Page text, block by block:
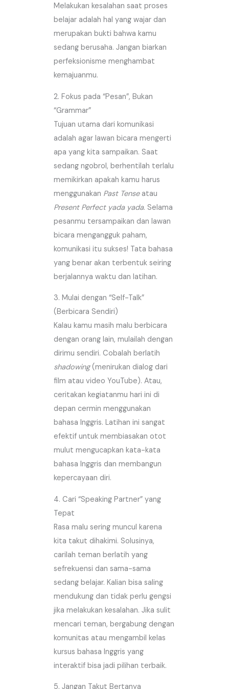
Melakukan kesalahan saat proses
belajar adalah hal yang wajar dan
merupakan bukti bahwa kamu
sedang berusaha. Jangan biarkan
perfeksionisme menghambat
kemajuanmu.
2. Fokus pada “Pesan”, Bukan
“Grammar”
Tujuan utama dari komunikasi
adalah agar lawan bicara mengerti
apa yang kita sampaikan. Saat
sedang ngobrol, berhentilah terlalu
memikirkan apakah kamu harus
menggunakan Past Tenseatau
Present Perfect yada yada. Selama
pesanmu tersampaikan dan lawan
bicara mengangguk paham,
komunikasi itu sukses! Tata bahasa
yang benar akan terbentuk seiring
berjalannya waktu dan latihan.
3. Mulai dengan “Self-Talk”
(Berbicara Sendiri)
Kalau kamu masih malu berbicara
dengan orang lain, mulailah dengan
dirimu sendiri. Cobalah berlatih
shadowing(menirukan dialog dari
film atau video YouTube). Atau,
ceritakan kegiatanmu hari ini di
depan cermin menggunakan
bahasa Inggris. Latihan ini sangat
efektif untuk membiasakan otot
mulut mengucapkan kata-kata
bahasa Inggris dan membangun
kepercayaan diri.
4. Cari “Speaking Partner” yang
Tepat
Rasa malu sering muncul karena
kita takut dihakimi. Solusinya,
carilah teman berlatih yang
sefrekuensi dan sama-sama
sedang belajar. Kalian bisa saling
mendukung dan tidak perlu gengsi
jika melakukan kesalahan. Jika sulit
mencari teman, bergabung dengan
komunitas atau mengambil kelas
kursus bahasa Inggris yang
interaktif bisa jadi pilihan terbaik.
5. Jangan Takut Bertanya